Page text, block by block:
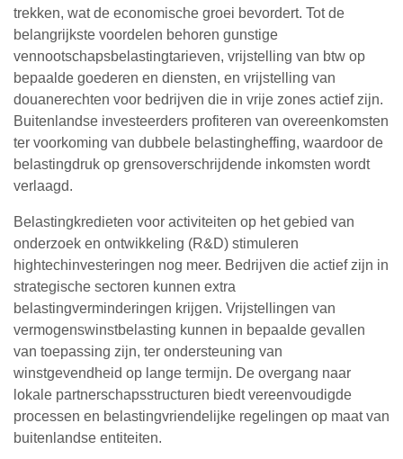
trekken, wat de economische groei bevordert. Tot de
belangrijkste voordelen behoren gunstige
vennootschapsbelastingtarieven, vrijstelling van btw op
bepaalde goederen en diensten, en vrijstelling van
douanerechten voor bedrijven die in vrije zones actief zijn.
Buitenlandse investeerders profiteren van overeenkomsten
ter voorkoming van dubbele belastingheffing, waardoor de
belastingdruk op grensoverschrijdende inkomsten wordt
verlaagd.
Belastingkredieten voor activiteiten op het gebied van
onderzoek en ontwikkeling (R&D) stimuleren
hightechinvesteringen nog meer. Bedrijven die actief zijn in
strategische sectoren kunnen extra
belastingverminderingen krijgen. Vrijstellingen van
vermogenswinstbelasting kunnen in bepaalde gevallen
van toepassing zijn, ter ondersteuning van
winstgevendheid op lange termijn. De overgang naar
lokale partnerschapsstructuren biedt vereenvoudigde
processen en belastingvriendelijke regelingen op maat van
buitenlandse entiteiten.